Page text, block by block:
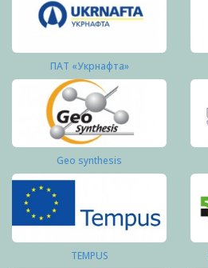
ПАТ «Укрнафта»
Geo synthesis
TEMPUS